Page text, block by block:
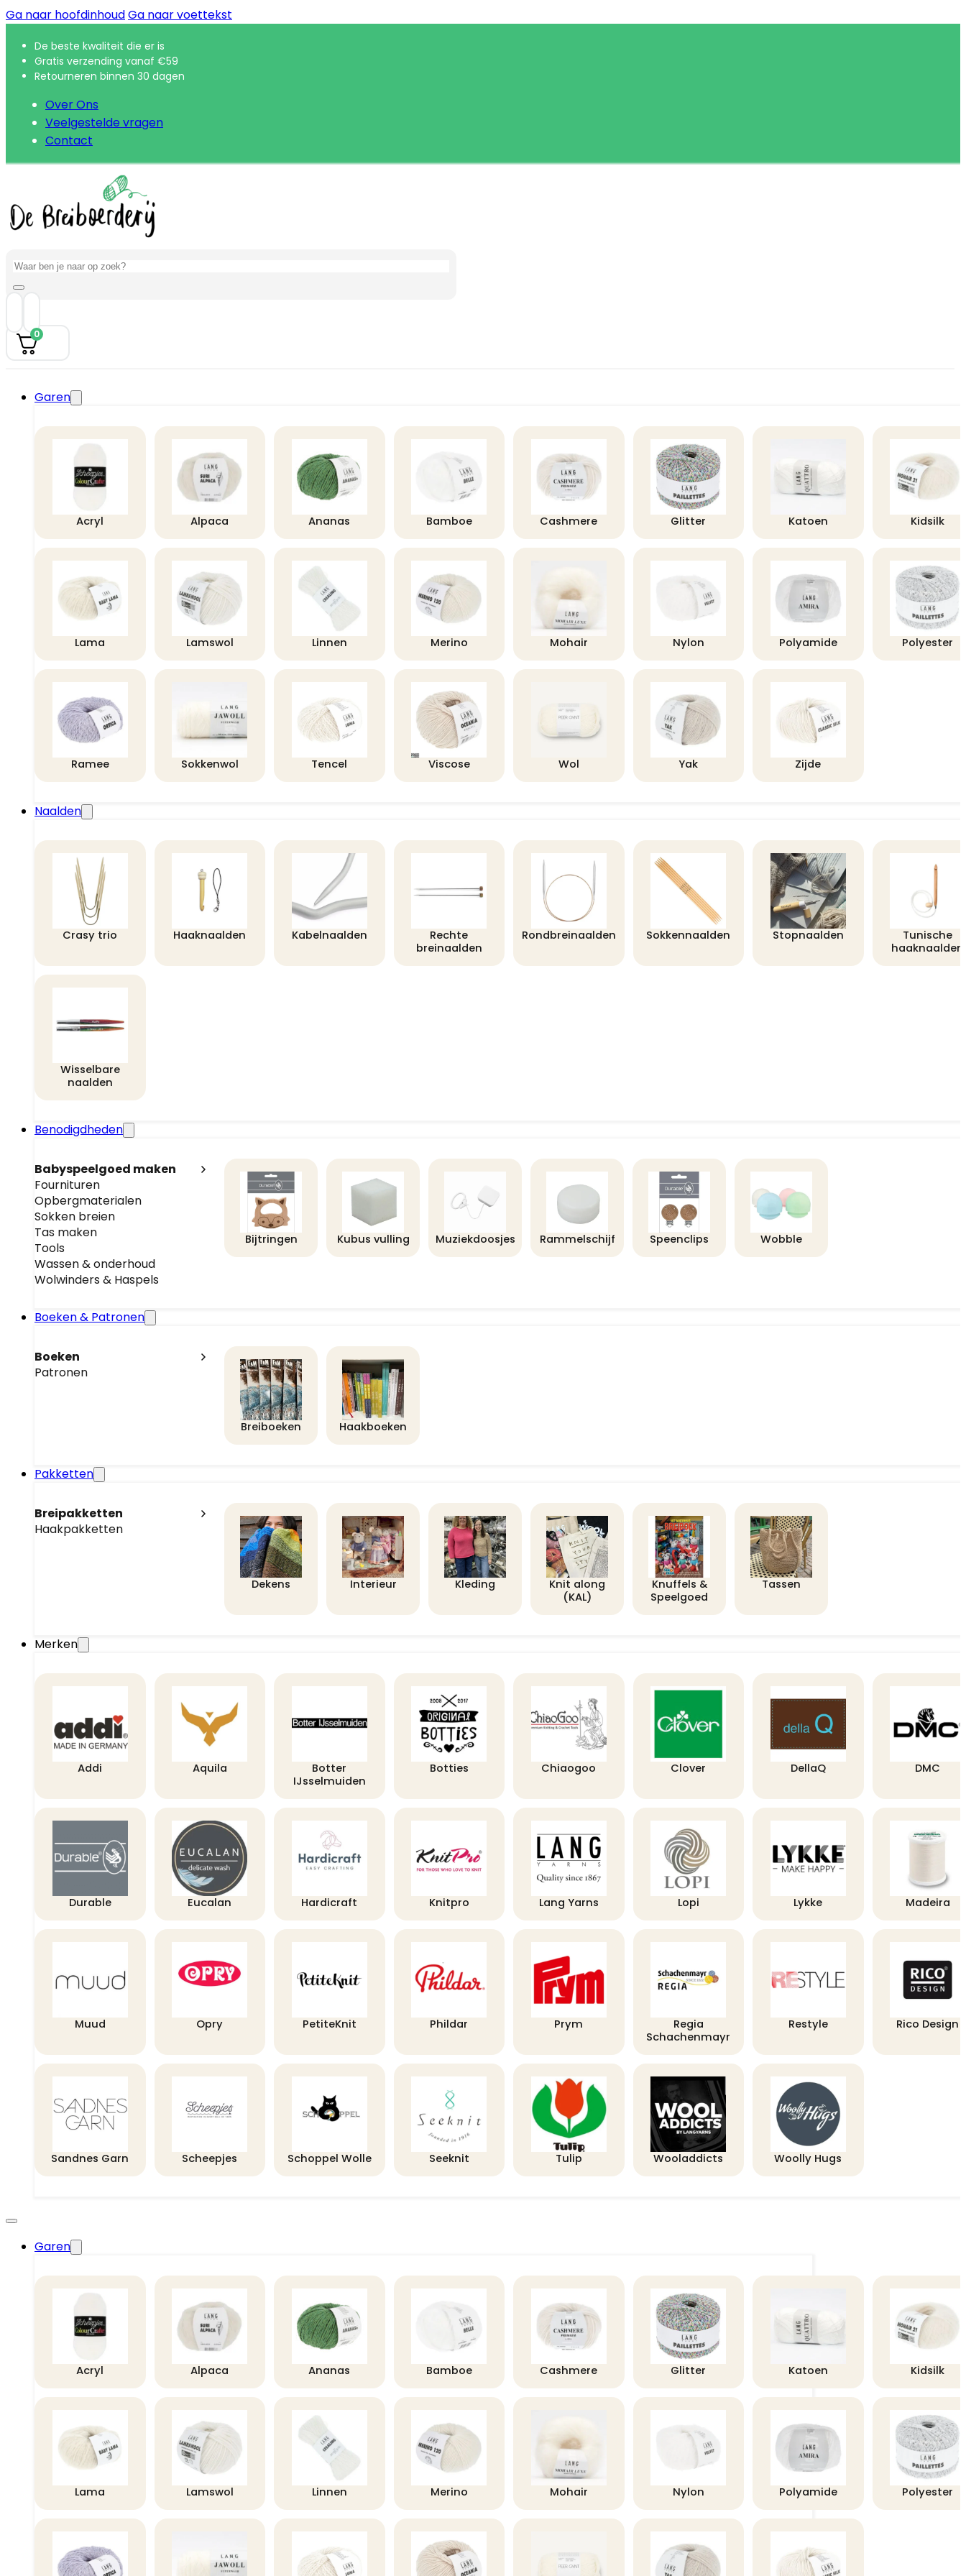
Ga naar hoofdinhoudGa naar voettekst
De beste kwaliteit die er is
Gratis verzending vanaf €59
Retourneren binnen 30 dagen
Over Ons
Veelgestelde vragen
Contact
Zoeken
0
Garen
Acryl Alpaca Ananas Bamboe Cashmere Glitter Katoen Kidsilk
Lama Lamswol Linnen Merino Mohair Nylon Polyamide Polyester
Ramee Sokkenwol Tencel Viscose Wol Yak Zijde
Naalden
Crasy trio Haaknaalden Kabelnaalden
Rechte
breinaalden
Rondbreinaalden Sokkennaalden Stopnaalden
Tunische
haaknaalden
Wisselbare
naalden
Benodigdheden
Babyspeelgoed maken
Fournituren
Opbergmaterialen
Sokken breien
Tas maken
Tools
Wassen & onderhoud
Wolwinders & Haspels
Bijtringen Kubus vulling Muziekdoosjes Rammelschijf Speenclips Wobble
Boeken & Patronen
Boeken
Patronen
Breiboeken Haakboeken
Pakketten
Breipakketten
Haakpakketten
Dekens Interieur Kleding
Knit along
(KAL)
Knuffels &
Speelgoed
Tassen
Merken
Addi Aquila
Botter
IJsselmuiden
Botties Chiaogoo Clover DellaQ DMC
Durable Eucalan Hardicraft Knitpro Lang Yarns Lopi Lykke Madeira
Muud Opry PetiteKnit Phildar Prym
Regia
Schachenmayr
Restyle Rico Design
Sandnes Garn Scheepjes Schoppel Wolle Seeknit Tulip Wooladdicts Woolly Hugs
Garen
Acryl Alpaca Ananas Bamboe Cashmere Glitter Katoen Kidsilk
Lama Lamswol Linnen Merino Mohair Nylon Polyamide Polyester